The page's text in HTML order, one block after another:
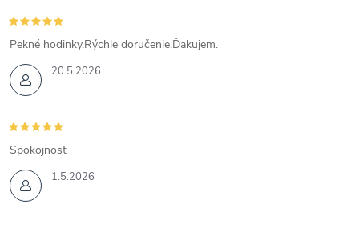
20.5.2026
Pekné hodinky.Rýchle doručenie.Ďakujem.
1.5.2026
Spokojnost